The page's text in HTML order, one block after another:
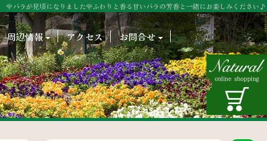
🌹バラが見頃になりました🌹ふわりと香る甘いバラの芳香と一緒にお楽しみください♪
周辺情報 アクセス お問合せ